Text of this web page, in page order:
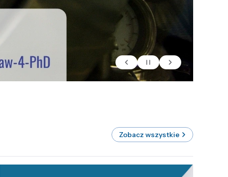
Zobacz wszystkie